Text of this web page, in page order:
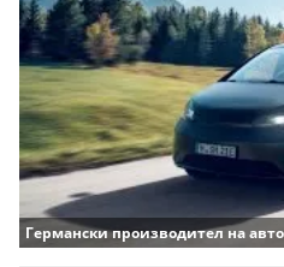
Германски производител на